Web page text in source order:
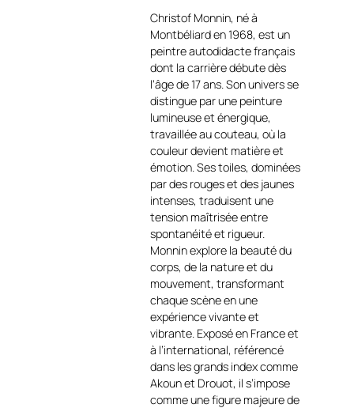
à l’acrylique au couteau,
l’œuvre joue sur la puissance
de la matière et la profondeur
des couleurs pour offrir une
scène à la fois réaliste et
poétique https://art-et-
culture.ch/categorie-
produit/artiste-peintre-
contemporain-
francais/christof-monnin/ .
La lumière dorée du chalet
illumine la composition, se
détachant sur l’immensité
des bleus et violets
nocturnes. Les montagnes,
majestueuses et presque
irréelles, se dressent en
arrière-plan, tandis que les
traces laissées dans la neige
suggèrent la vie et le
passage.
Monninhttps://www.facebook.com/
locale=fr_FRcapte avec brio
Christof Monnin, né à
Montbéliard en 1968, est un
peintre autodidacte français
dont la carrière débute dès
l’âge de 17 ans. Son univers se
distingue par une peinture
lumineuse et énergique,
travaillée au couteau, où la
couleur devient matière et
émotion. Ses toiles, dominées
par des rouges et des jaunes
intenses, traduisent une
tension maîtrisée entre
spontanéité et rigueur.
Monnin explore la beauté du
corps, de la nature et du
mouvement, transformant
chaque scène en une
expérience vivante et
vibrante. Exposé en France et
à l’international, référencé
dans les grands index comme
Akoun et Drouot, il s’impose
comme une figure majeure de